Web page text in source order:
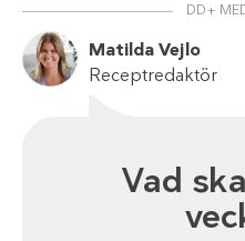
DD+
Matilda Vejlo
Receptredaktör
Vad